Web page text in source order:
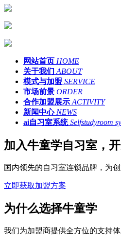
网站首页 HOME
关于我们 ABOUT
模式与加盟 SERVICE
市场前景 ORDER
合作加盟展示 ACTIVITY
新闻中心 NEWS
ai自习室系统 Selfstudyroom
加入牛童学自习室，
国内领先的自习室连锁品牌，为
立即获取加盟方案
为什么选择牛童学
我们为加盟商提供全方位的支持